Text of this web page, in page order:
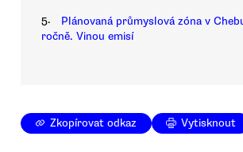
5.
Plánovaná průmyslová zóna v
ročně. Vinou emisí
Zkopírovat odkaz Vytisknout